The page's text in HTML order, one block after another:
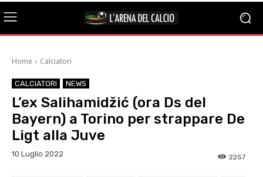
Home Calciatori
CALCIATORI NEWS
L’ex Salihamidžić (ora Ds del
Bayern) a Torino per strappare De
Ligt alla Juve
10 Luglio 2022 2257